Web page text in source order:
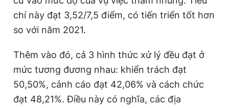
chí này đạt 3,52/7,5 điểm, có tiến triển tốt hơn
so với năm 2021.
Thêm vào đó, cả 3 hình thức xử lý đều đạt ở
mức tương đương nhau: khiển trách đạt
50,50%, cảnh cáo đạt 42,06% và cách chức
đạt 48,21%. Điều này có nghĩa, các địa